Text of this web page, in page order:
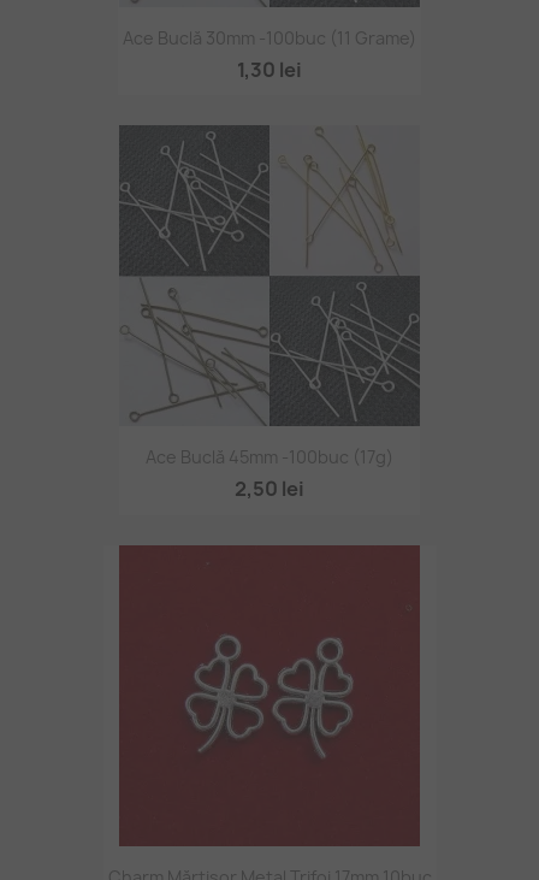
Ace Buclă 30mm -100buc (11 Grame)
1,30 lei
Ace Buclă 45mm -100buc (17g)
2,50 lei